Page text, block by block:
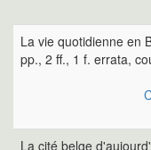
La vie quotidienne en
pp., 2 ff., 1 f. errata,
La cité belge